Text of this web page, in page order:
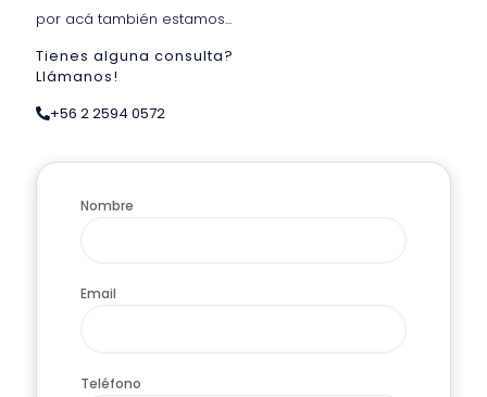
por acá también estamos...
Tienes alguna consulta?
Llámanos!
+56 2 2594 0572
Nombre
Email
Teléfono